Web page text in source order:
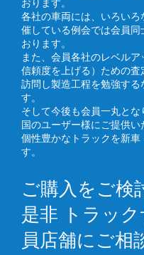
おります。
各社の車両には、いろい
催している例会では会員
おります。
また、会員各社のレベル
信頼度を上げる）ための
訪問し製造工程を勉強す
す。
そして今後も会員一丸と
国のユーザー様にご提供い
個性豊かなトラックを新
す。
ご購入をご検
是非 トラッ
員店舗にご相